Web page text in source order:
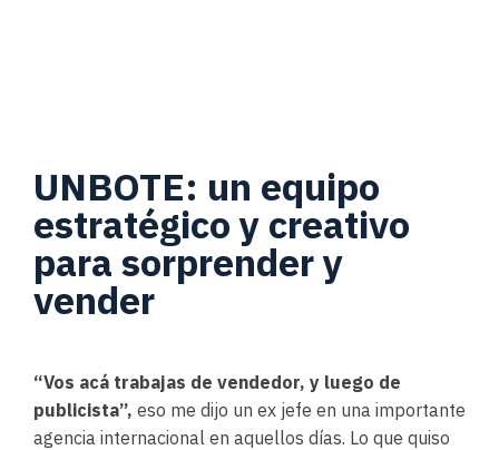
UNBOTE: un equipo
estratégico y creativo
para sorprender y
vender
“Vos acá trabajas de vendedor, y luego de
publicista”, eso me dijo un ex jefe en una importante
agencia internacional en aquellos días. Lo que quiso